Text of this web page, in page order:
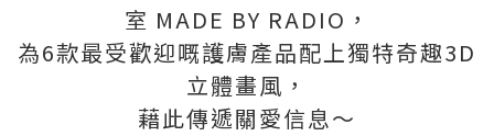
室 MADE BY RADIO，
為6款最受歡迎嘅護膚產品配上獨特奇趣3D
立體畫風，
藉此傳遞關愛信息～